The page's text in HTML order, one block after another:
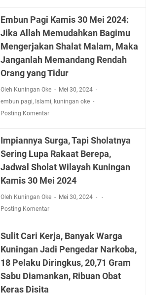
Embun Pagi Kamis 30 Mei 2024:
Jika Allah Memudahkan Bagimu
Mengerjakan Shalat Malam, Maka
Janganlah Memandang Rendah
Orang yang Tidur
Oleh Kuningan Oke
Mei 30, 2024
embun pagi, Islami, kuningan oke
Posting Komentar
Impiannya Surga, Tapi Sholatnya
Sering Lupa Rakaat Berepa,
Jadwal Sholat Wilayah Kuningan
Kamis 30 Mei 2024
Oleh Kuningan Oke
Mei 30, 2024
Posting Komentar
Sulit Cari Kerja, Banyak Warga
Kuningan Jadi Pengedar Narkoba,
18 Pelaku Diringkus, 20,71 Gram
Sabu Diamankan, Ribuan Obat
Keras Disita